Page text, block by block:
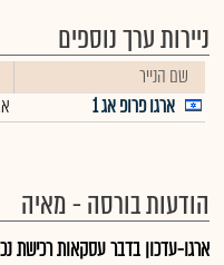
ניירות ערך נוספים
שם הנייר
ארגו פרופ אג 1
הודעות בורסה - מאיה
ארגו-עדכון בדבר עסקאות רכישת